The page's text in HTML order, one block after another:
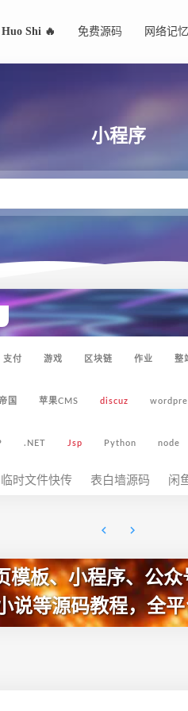
Huo Shi 🔥 免费源码 网络记忆
小程序
支付 游戏 区块链 作业 整
帝国 苹果CMS discuz
.NET Jsp Python node
临时文件快传 表白墙源码 闲
板、小程序、公
说等源码教程，全